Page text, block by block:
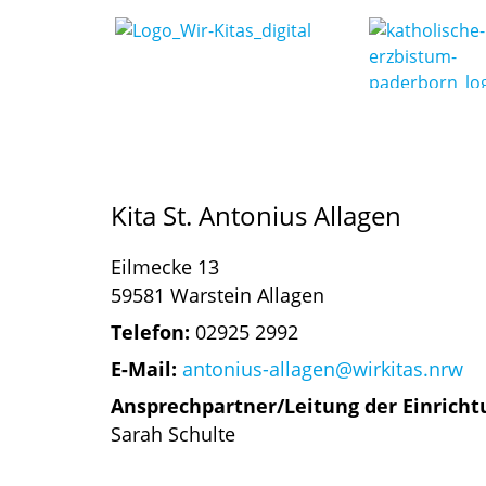
Kita St. Antonius Allagen
Eilmecke 13
59581 Warstein Allagen
Telefon: 02925 2992
E-Mail: antonius-allagen@wirkitas.nrw
Ansprechpartner/Leitung der
Sarah Schulte